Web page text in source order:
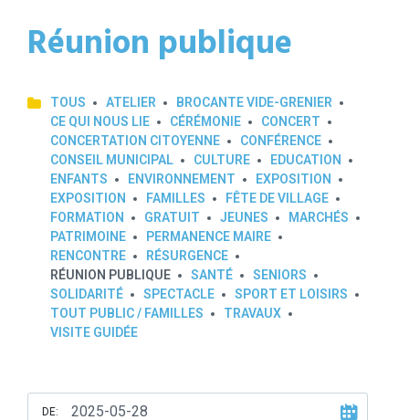
Réunion publique
TOUS ATELIER
BROCANTE VIDE-GRENIER
CE QUI NOUS LIE
CÉRÉMONIE
CONCERT
CONCERTATION CITOYENNE
CONFÉRENCE
CONSEIL MUNICIPAL
CULTURE
EDUCATION
ENFANTS
ENVIRONNEMENT
EXPOSITION
EXPOSITION
FAMILLES
FÊTE DE VILLAGE
FORMATION
GRATUIT JEUNES
MARCHÉS
PATRIMOINE
PERMANENCE MAIRE
RENCONTRE
RÉSURGENCE
RÉUNION PUBLIQUE
SANTÉ
SENIORS
SOLIDARITÉ
SPECTACLE
SPORT ET LOISIRS
TOUT PUBLIC / FAMILLES
TRAVAUX
VISITE GUIDÉE
DE: